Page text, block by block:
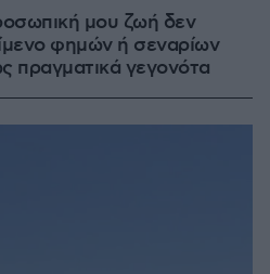
μου ζωή δεν
φημών ή σεναρίων
πραγματικά γεγονότα